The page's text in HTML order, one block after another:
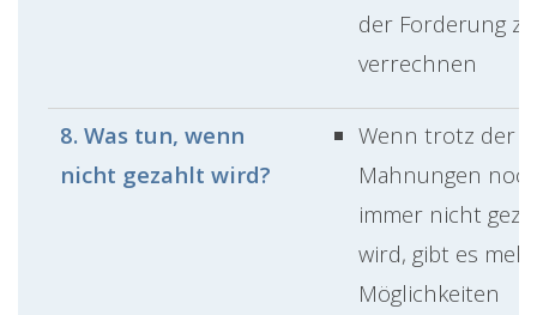
der Forderung zu
verrechnen
8. Was tun, wenn
nicht gezahlt wird?
Wenn trotz der 3
Mahnungen
immer nicht
wird, gibt es
Möglichkeiten